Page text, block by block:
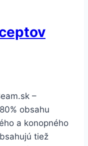
–
obsahu
a konopného
tiež